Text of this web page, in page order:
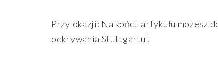
Przy okazji: Na końcu artykułu możesz
odkrywania Stuttgartu!